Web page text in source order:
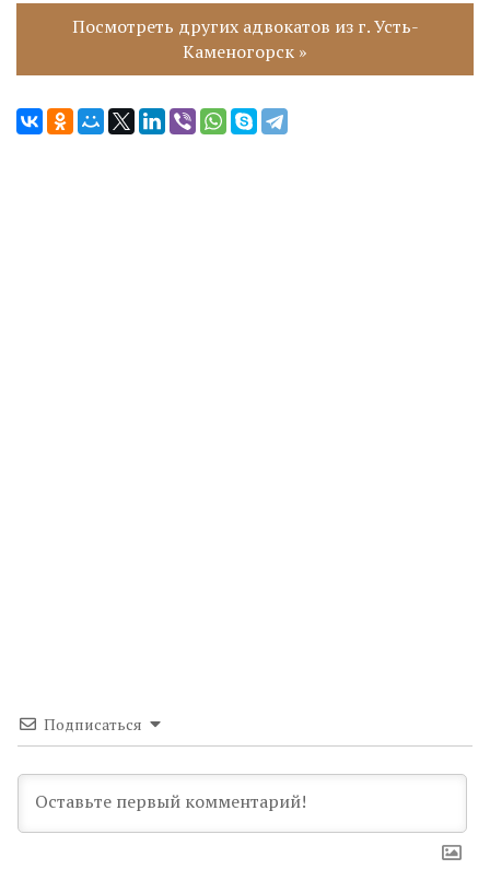
Посмотреть других адвокатов из г. Усть-
Каменогорск »
Подписаться